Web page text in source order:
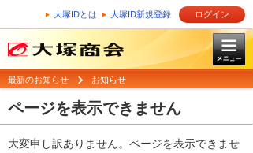
大塚IDとは 大塚ID新規登録 ログイン
最新のお知らせ お知らせ
ページを表示できません
大変申し訳ありません。ページを表示できませ